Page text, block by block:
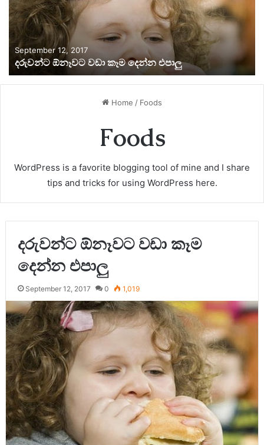
September 12, 2017
දරුවන්ට ඕනෑවට වඩා කෑම දෙන්න එපාලු
Home / Foods
Foods
WordPress is a favorite blogging tool of mine and I share
tips and tricks for using WordPress here.
දරුවන්ට ඕනෑවට වඩා කෑම
දෙන්න එපාලු
September 12, 2017 0 1,019